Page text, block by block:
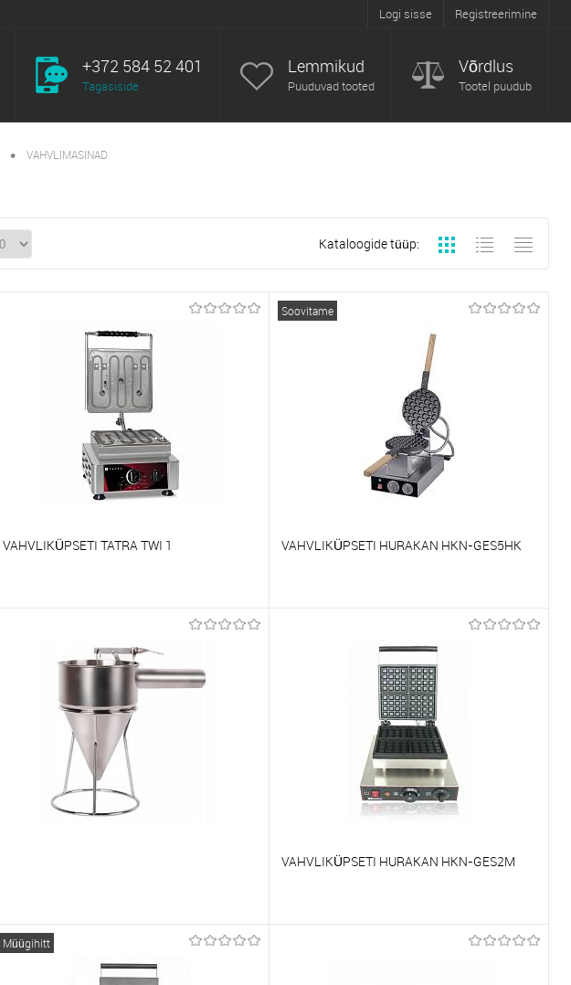
Logi sisse Registreerimine
+372 584 52 401
Tagasiside
Lemmikud
Puuduvad tooted
Võrdlus
Tootel puudub
• VAHVLIMASINAD
Kataloogide tüüp:
VAHVLIKÜPSETI TATRA TWI 1
Et lemmikutele
Tellimisel
Soovitame
VAHVLIKÜPSETI HURAKAN HKN-GES5HK
Võrdlema
VAHVLIKÜPSETI HURAKAN HKN-GES2M
Müügihitt